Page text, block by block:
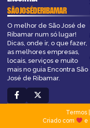
SÃOJOSÉDERIBAMAR
O melhor de São José de
Ribamar num só lugar!
Dicas, onde ir, o que fazer,
as melhores empresas,
locais, serviços e muito
mais no guia Encontra São
José de Ribamar.
Termos|
Criado com
e